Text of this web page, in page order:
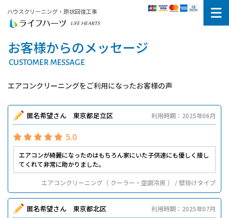
ハウスクリーニング・原状回復工事
お客様からのメッセージ
CUSTOMER MESSAGE
エアコンクリーニングをご利用になったお客様の声
匿名希望さん 東京都足立区 利用時期：2025年06月
5.0
エアコンが綺麗になったのはもちろん家にいた子供達にも優しく接し
てくれて非常に助かりました。
エアコンクリーニング（ クーラー・空調冷房 ） / 壁掛けタイプ
匿名希望さん 東京都北区 利用時期：2025年07月